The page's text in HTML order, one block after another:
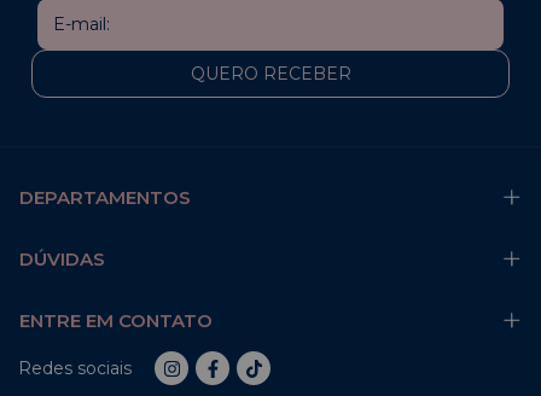
DEPARTAMENTOS
DÚVIDAS
ENTRE EM CONTATO
Redes sociais